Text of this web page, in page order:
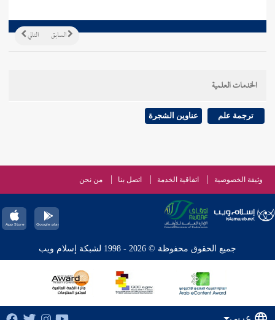
التالي السابق
الخدمات العلمية
ترجمة علم عناوين الشجرة
وثيقة الخصوصية اتفاقية الخدمة اتصل بنا من نحن
جميع الحقوق محفوظة © 2026 - 1998 لشبكة إسلام ويب